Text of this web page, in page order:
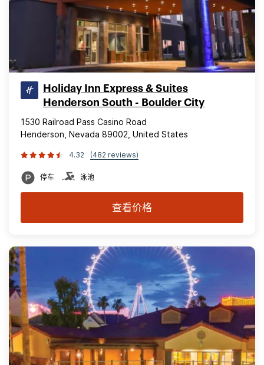
Holiday Inn Express & Suites
Henderson South - Boulder City
1530 Railroad Pass Casino Road
Henderson, Nevada 89002, United States
4.32 (482 reviews)
停车 泳池
查看价格